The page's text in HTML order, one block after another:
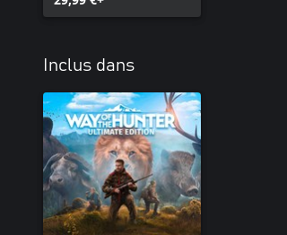
Inclus dans